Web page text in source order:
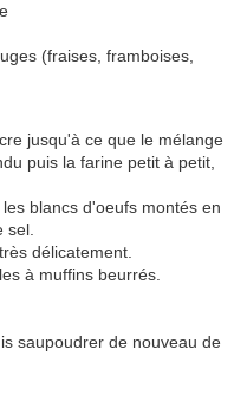
(fraises, framboises,
jusqu'à ce que le mélange
puis la farine petit à petit,
blancs d'oeufs montés en
sel.
délicatement.
à muffins beurrés.
saupoudrer de nouveau de